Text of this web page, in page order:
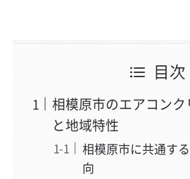
目次
相模原市のエアコン
と地域特性
相模原市に共通す
向